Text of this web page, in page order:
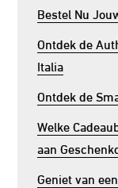
Bestel Nu
Ontdek de
Italia
Ontdek de
Welke
aan
Geniet van